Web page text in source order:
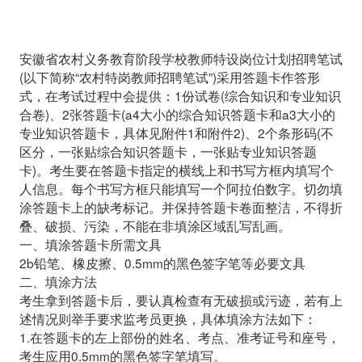
安徽省农村义务教育阶段学校教师特设岗位计划招聘笔试
(以下简称“农村特岗教师招聘笔试”)采用答题卡作答形
式，在考试过程中会提供：1份试卷(综合知识和专业知识
合卷)、2张答题卡(a4大小的综合知识答题卡和a3大小的
专业知识答题卡，具体见附件1和附件2)、2个条形码(不
区分，一张贴综合知识答题卡，一张贴专业知识答题
卡)。考生要在答题卡指定的横线上和书写方框内填写个
人信息。每个书写方框只能填写一个阿拉伯数字。切勿填
涂答题卡上的缺考标记。并保持答题卡卷面整洁，不得折
叠、破损、污染，不能在非填涂区域乱写乱画。
一、填涂答题卡所需文具
2b铅笔、橡皮擦、0.5mm的黑色签字笔等必要文具
二、填涂方法
考生拿到答题卡后，要认真检查有无破损或污迹，若有上
述情况则举手要求监考员更换，具体填涂方法如下：
1.在答题卡的左上部份的姓名、考点、准考证号和座号，
考生应用0.5mm的黑色签字笔填写。